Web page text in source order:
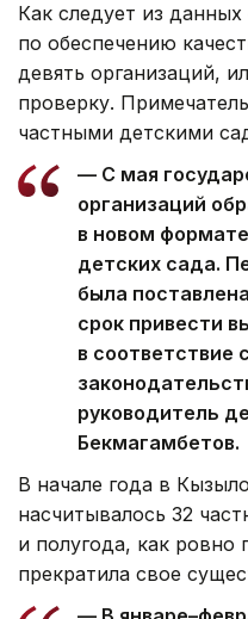
Как следует из
по обеспечению
девять организаций,
проверку.
частными детскими
— С мая
организаций
в новом
детских сада.
была
срок привести
в соответствие
руководитель
Бекмагамбетов.
В начале года в
насчитывалось 32
и полугода, как ровно
прекратила свое